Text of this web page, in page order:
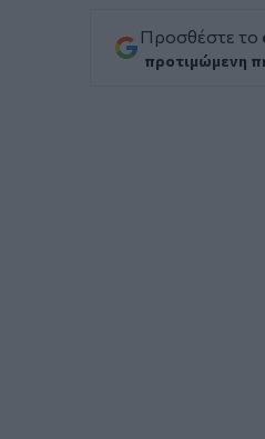
Προσθέστε το
προτιμώμενη